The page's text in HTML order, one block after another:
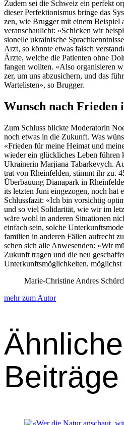
Zudem sei die Schweiz ein per­fekt
dieser Per­fek­tion­is­mus bringe das
zen, wie Brug­ger mit einem Beispiel
ver­an­schaulicht: «Schick­en wir
sionelle ukrainis­che
Arzt, so kön­nte etwas falsch
Ärzte, welche die Patien­ten ohne
fan­gen woll­ten. «Also organ­isieren
zer, um uns abzu­sich­ern, und das
Wartelis­ten», so Brug­ger.
Wunsch nach Frieden
Zum Schluss blick­te Mod­er­a­torin
noch etwas in die Zukun­ft. Was
«Frieden für meine Heimat und
wieder ein glück­lich­es Leben führen
Ukrainer­in Mar­jiana Tabarkevych.
trat von Rhe­in­felden, stimmt ihr zu.
Über­bau­ung Diana­park in
its let­zten Juni einge­zo­gen, noch hat
Schlussfaz­it: «Ich bin vor­sichtig
und so viel Sol­i­dar­ität, wie wir im
wäre wohl in anderen Sit­u­a­tio­nen
ein­fach sein, solche
fam­i­lien in anderen Fällen aufrecht
schen sich alle Anwe­senden: «Wir
Zukun­ft tra­gen und die neu
Unterkun­ftsmöglichkeit­en, möglichst
Marie-Christine Andres
mehr zum Autor
Ähnliche
Beiträge